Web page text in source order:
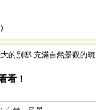
的別邸 充滿自然景觀的琉
看！